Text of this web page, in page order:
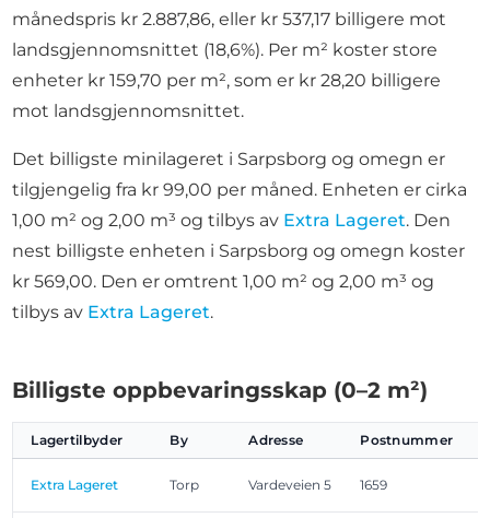
månedspris kr 2.887,86, eller kr 537,17 billigere mot
landsgjennomsnittet (18,6%). Per m² koster store
enheter kr 159,70 per m², som er kr 28,20 billigere
mot landsgjennomsnittet.
Det billigste minilageret i Sarpsborg og omegn er
tilgjengelig fra kr 99,00 per måned. Enheten er cirka
1,00 m² og 2,00 m³ og tilbys av Extra Lageret. Den
nest billigste enheten i Sarpsborg og omegn koster
kr 569,00. Den er omtrent 1,00 m² og 2,00 m³ og
tilbys av Extra Lageret.
Billigste oppbevaringsskap (0–2 m²)
Lagertilbyder By Adresse Postnummer
Extra Lageret Torp Vardeveien 5 1659